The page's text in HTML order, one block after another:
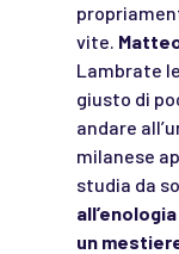
vite.
Lambrate
giusto di
andare
milanese
studia da
un